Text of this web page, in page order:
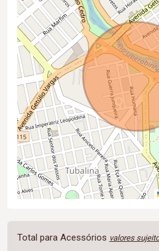
Total para Acessórios valores